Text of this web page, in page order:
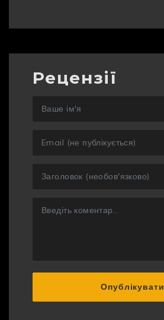
Рецензії
Опублікувати